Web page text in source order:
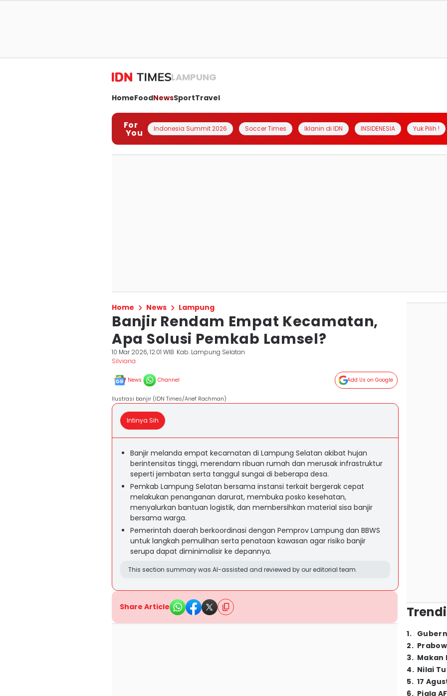
LAMPUNG
HomeFoodNewsSportTravel
For
You Indonesia Summit 2026 Soccer Times Iklanin di IDN INSIDENESIA Yuk Pilih !
Home News Lampung
Banjir Rendam Empat Kecamatan,
Apa Solusi Pemkab Lamsel?
10 Mar 2026, 12:01 WIB Kab. Lampung Selatan
Silviana
News Channel Add Us on Google
Ilustrasi banjir (IDN Times/Arief Rachman)
Intinya Sih
Banjir melanda empat kecamatan di Lampung Selatan akibat hujan
berintensitas tinggi, merendam ribuan rumah dan merusak infrastruktur
seperti jembatan serta tanggul sungai di beberapa desa.
Pemkab Lampung Selatan bersama instansi terkait bergerak cepat
melakukan penanganan darurat, membuka posko kesehatan,
menyalurkan bantuan logistik, dan membersihkan material sisa banjir
bersama warga.
Pemerintah daerah berkoordinasi dengan Pemprov Lampung dan BBWS
untuk langkah pemulihan serta penataan kawasan agar risiko banjir
serupa dapat diminimalisir ke depannya.
This section summary was AI-assisted and reviewed by our editorial team.
Share Article
1.
2.
3. Makan
4. Nilai
5. 17
6. Piala